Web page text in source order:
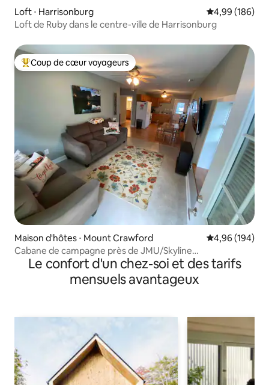
Loft ⋅ Harrisonburg Évaluation
4,99 (186)
Loft de Ruby dans le centre-ville de Harrisonburg
Coups de cœur voyageurs les plus appréciés
Coup de cœur voyageurs
Maison d'hôtes ⋅ Mount Crawford Évaluation
4,96 (194)
Cabane de campagne près de JMU/Skyline
Dr/Massanutten
Le confort d'un chez-soi et des tarifs
mensuels avantageux